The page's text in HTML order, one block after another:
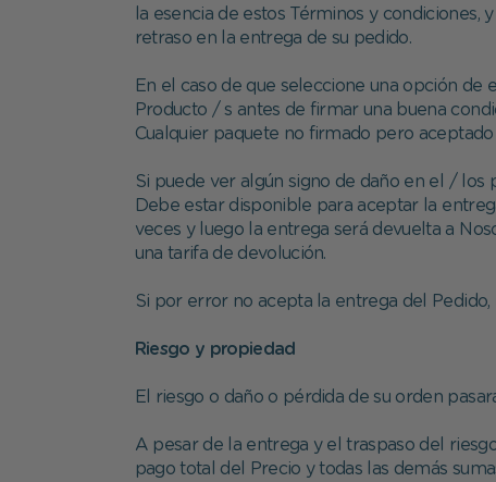
la esencia de estos Términos y
retraso en la entrega de su pedido.
En el caso de que seleccione una opción
Producto / s antes de firmar una buena
Cualquier paquete no firmado pero
Si puede ver algún signo de daño en el /
Debe estar disponible para aceptar la
veces y luego la entrega será devuelta a
una tarifa de devolución.
Si por error no acepta la entrega del
Riesgo y propiedad
El riesgo o daño o pérdida de su orden
A pesar de la entrega y el traspaso del
pago total del Precio y todas las demás